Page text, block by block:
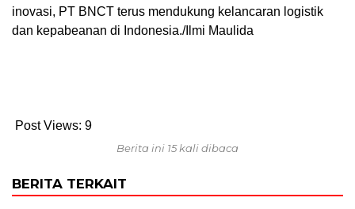
inovasi, PT BNCT terus mendukung kelancaran logistik
dan kepabeanan di Indonesia./Ilmi Maulida
Post Views: 9
Berita ini 15 kali dibaca
BERITA TERKAIT